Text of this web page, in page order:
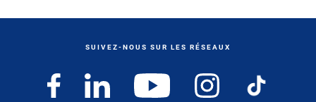
SUIVEZ-NOUS SUR LES RÉSEAUX